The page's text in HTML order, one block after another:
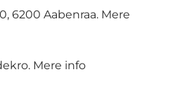
6200 Aabenraa. Mere
Mere info